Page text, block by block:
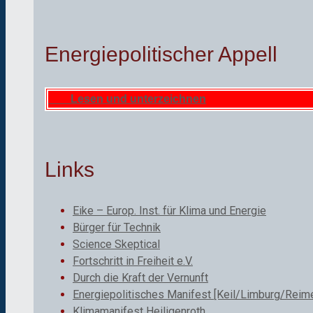
Energiepolitischer Appell
Lesen und unterzeichnen
Links
Eike – Europ. Inst. für Klima und Energie
Bürger für Technik
Science Skeptical
Fortschritt in Freiheit e.V.
Durch die Kraft der Vernunft
Energiepolitisches Manifest [Keil/Limburg/